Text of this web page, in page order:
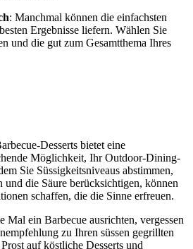
: Manchmal können die einfachsten
Ergebnisse liefern. Wählen Sie
und die gut zum Gesamtthema Ihres
Desserts bietet eine
Möglichkeit, Ihr Outdoor-Dining-
Sie Süssigkeitsniveaus abstimmen,
und die Säure berücksichtigen, können
schaffen, die die Sinne erfreuen.
Mal ein Barbecue ausrichten, vergessen
zu Ihren süssen gegrillten
auf köstliche Desserts und